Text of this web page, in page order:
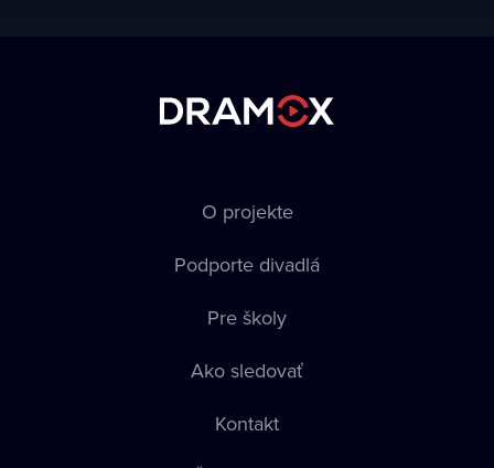
O projekte
Podporte divadlá
Pre školy
Ako sledovať
Kontakt